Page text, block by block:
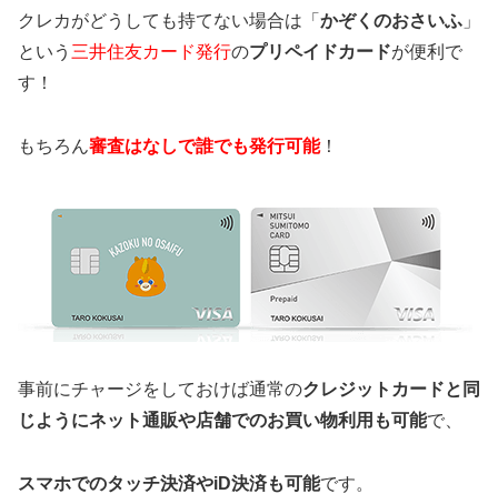
クレカがどうしても持てない場合は「 かぞくのおさいふ 」
という 三井住友カード発行のプリペイドカードが便利で
す！
もちろん審査はなしで誰でも発行可能！
事前にチャージをしておけば通常のクレジットカードと同
じようにネット通販や店舗でのお買い物利用も可能で、
スマホでのタッチ決済やiD決済も可能です。